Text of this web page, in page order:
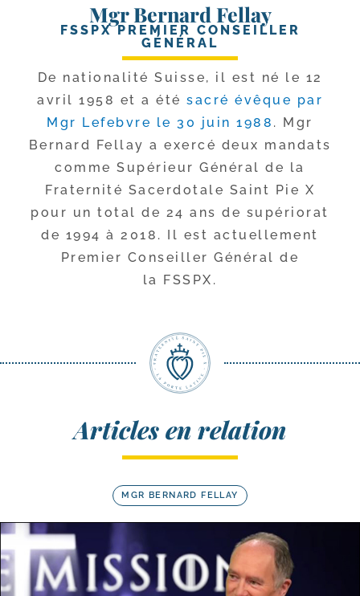
Mgr Bernard Fellay
FSSPX PREMIER CONSEILLER
GÉNÉRAL
De natio­na­li­té Suisse, il est né le 12
avril 1958 et a été sacré évêque par
Mgr Lefebvre le 30 juin 1988 . Mgr
Bernard Fellay a exer­cé deux man­dats
comme Supérieur Général de la
Fraternité Sacerdotale Saint Pie X
pour un total de 24 ans de supé­rio­rat
de 1994 à 2018. Il est actuel­le­ment
Premier Conseiller Général de
la FSSPX.
Articles en relation
MGR BERNARD FELLAY